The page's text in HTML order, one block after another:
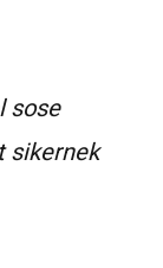
sose
sikernek